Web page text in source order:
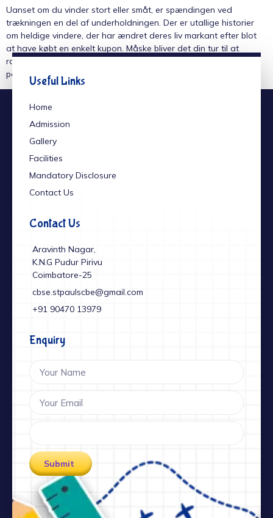
Uanset om du vinder stort eller småt, er spændingen ved
trækningen en del af underholdningen. Der er utallige historier
om heldige vindere, der har ændret deres liv markant efter blot
at have købt en enkelt kupon. Måske bliver det din tur til at
ramme de fem rigtige tal og de to stjernetal, når kuglerne ruller
på fredag.
Useful Links
Home
Admission
Gallery
Facilities
Mandatory Disclosure
Contact Us
Contact Us
Aravinth Nagar,
K.N.G Pudur Pirivu
Coimbatore-25
cbse.stpaulscbe@gmail.com
+91 ‎90470 13979
Enquiry
Submit